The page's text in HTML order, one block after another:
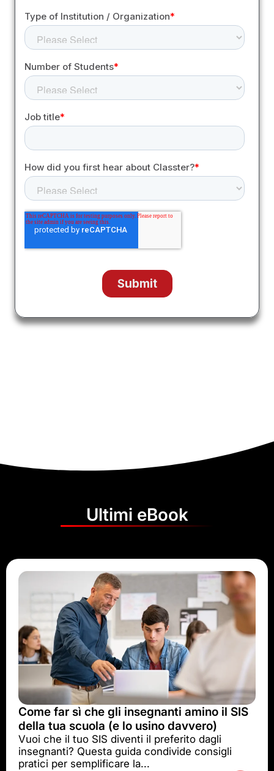
Ultimi eBook
Come far sì che gli insegnanti amino il SIS
della tua scuola (e lo usino davvero)
Vuoi che il tuo SIS diventi il preferito dagli
insegnanti? Questa guida condivide consigli
pratici per semplificare la...